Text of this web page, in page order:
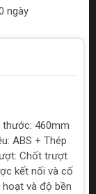
ngày
thước: 460mm
ABS + Thép
Chốt trượt
kết nối và cố
và độ bền